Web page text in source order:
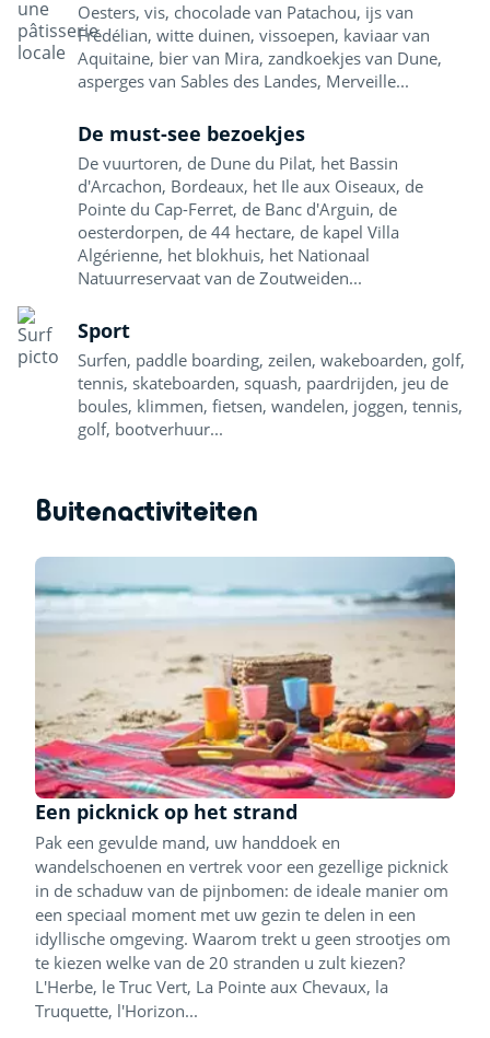
Oesters, vis, chocolade van Patachou, ijs van
Frédélian, witte duinen, vissoepen, kaviaar van
Aquitaine, bier van Mira, zandkoekjes van Dune,
asperges van Sables des Landes, Merveille...
De must-see bezoekjes
De vuurtoren, de Dune du Pilat, het Bassin
d'Arcachon, Bordeaux, het Ile aux Oiseaux, de
Pointe du Cap-Ferret, de Banc d'Arguin, de
oesterdorpen, de 44 hectare, de kapel Villa
Algérienne, het blokhuis, het Nationaal
Natuurreservaat van de Zoutweiden...
Sport
Surfen, paddle boarding, zeilen, wakeboarden, golf,
tennis, skateboarden, squash, paardrijden, jeu de
boules, klimmen, fietsen, wandelen, joggen, tennis,
golf, bootverhuur...
Buitenactiviteiten
Een picknick op het strand
Pak een gevulde mand, uw handdoek en
wandelschoenen en vertrek voor een gezellige picknick
in de schaduw van de pijnbomen: de ideale manier om
een speciaal moment met uw gezin te delen in een
idyllische omgeving. Waarom trekt u geen strootjes om
te kiezen welke van de 20 stranden u zult kiezen?
L'Herbe, le Truc Vert, La Pointe aux Chevaux, la
Truquette, l'Horizon...